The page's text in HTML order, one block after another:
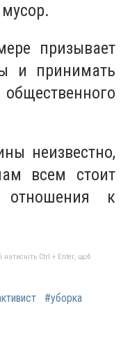
призывает
и принимать
неизвестно,
всем стоит
к
натисніть Ctrl + Enter, щоб
#уборка